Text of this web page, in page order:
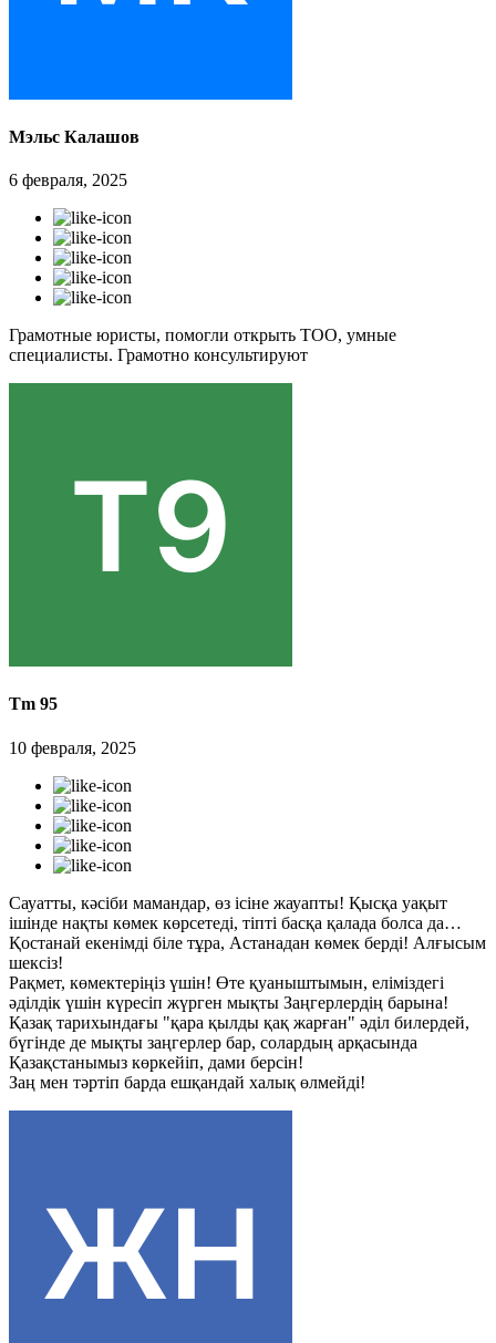
Мэльс Калашов
6 февраля, 2025
Грамотные юристы, помогли открыть ТОО, умные
специалисты. Грамотно консультируют
Tm 95
10 февраля, 2025
Сауатты, кәсіби мамандар, өз ісіне жауапты! Қысқа уақыт
ішінде нақты көмек көрсетеді, тіпті басқа қалада болса да…
Қостанай екенімді біле тұра, Астанадан көмек берді! Алғысым
шексіз!
Рақмет, көмектеріңіз үшін! Өте қуаныштымын, еліміздегі
әділдік үшін күресіп жүрген мықты Заңгерлердің барына!
Қазақ тарихындағы "қара қылды қақ жарған" әділ билердей,
бүгінде де мықты заңгерлер бар, солардың арқасында
Қазақстанымыз көркейіп, дами берсін!
Заң мен тәртіп барда ешқандай халық өлмейді!